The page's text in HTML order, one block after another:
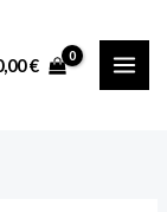
€